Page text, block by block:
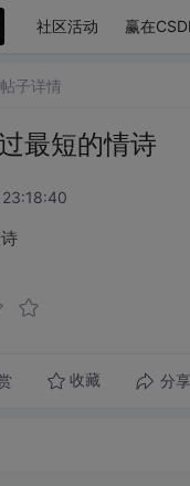
社区活动 赢在
帖子详情
最短的情诗
收藏 分享